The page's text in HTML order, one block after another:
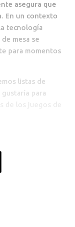
asegura que
En un contexto
tecnología
mesa se
para momentos
listas de
para